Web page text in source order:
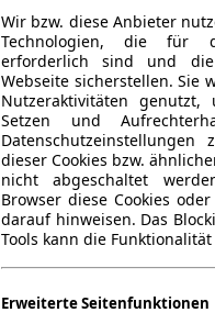
Wir bzw. diese Anbieter
Technologien, die für
erforderlich sind und
Webseite sicherstellen. Sie
Nutzeraktivitäten
Setzen und
dieser Cookies bzw.
nicht abgeschaltet
Browser diese Cookies
darauf hinweisen. Das
Tools kann die
Erweiterte Seitenfunktionen